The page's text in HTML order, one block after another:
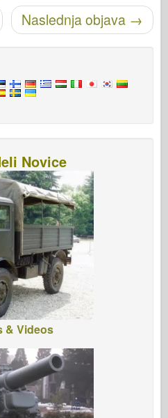
Naslednja objava →
Novice
& Videos